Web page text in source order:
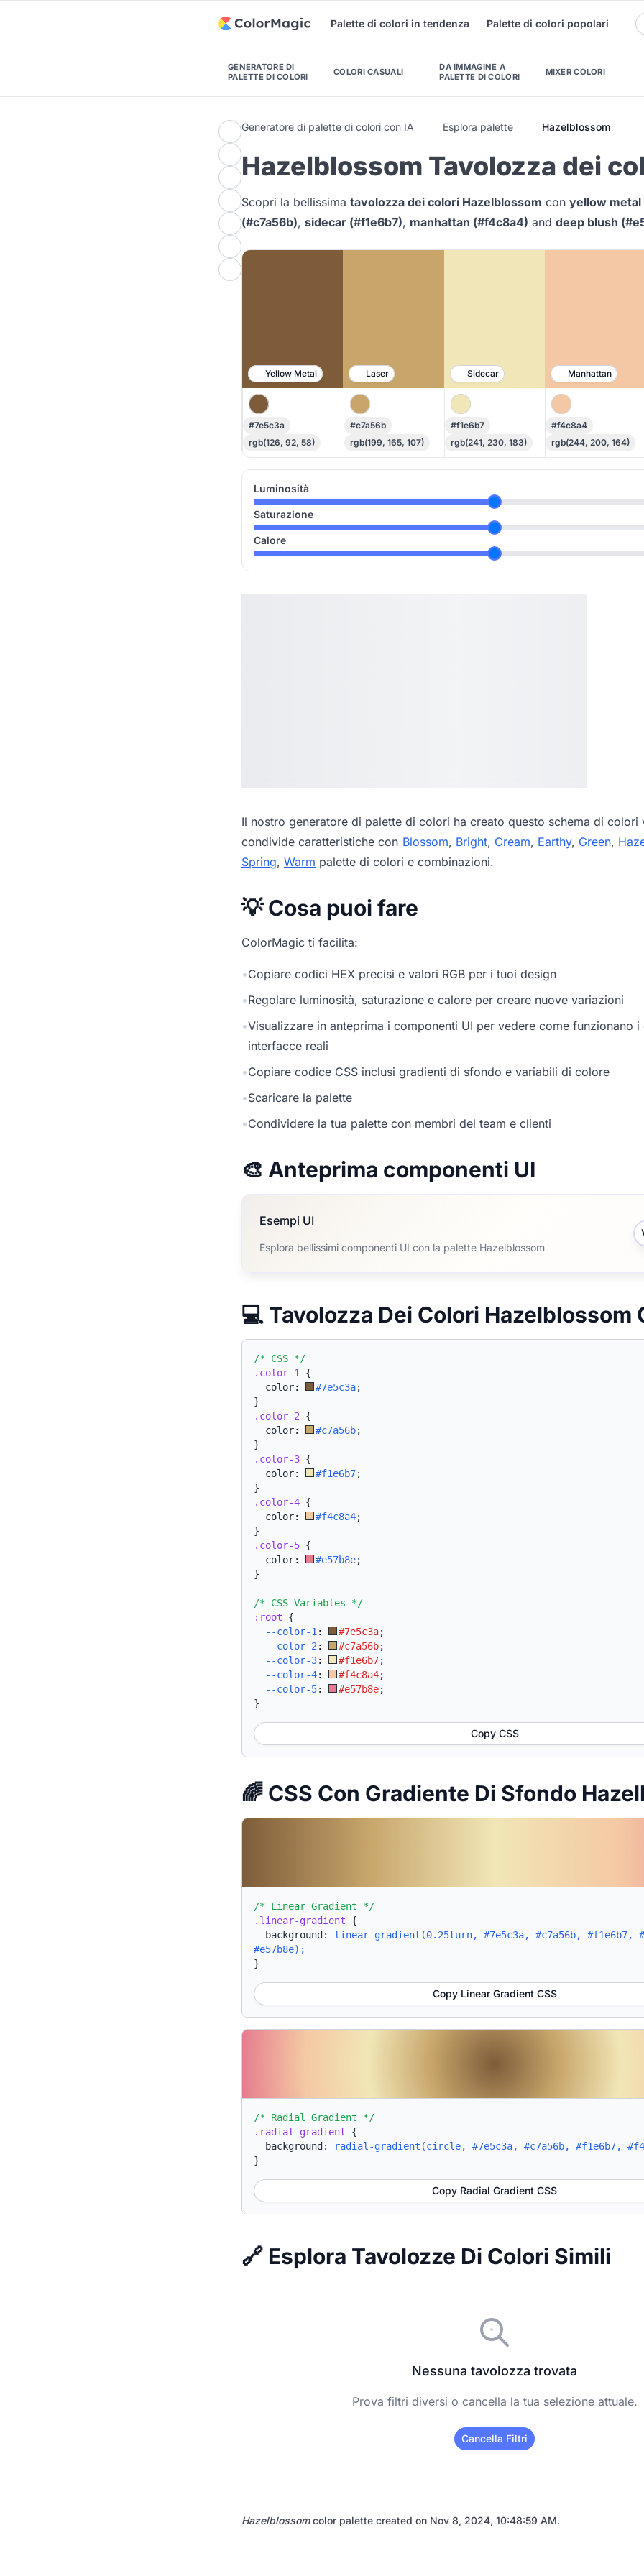
Palette di colori in tendenza Palette di colori popolari
GENERATORE DI
PALETTE DI COLORI
COLORI CASUALI
DA IMMAGINE A
PALETTE DI COLORI
MIXER COLORI
Generatore di palette di colori con IA Esplora palette Hazelblossom
Hazelblossom Tavolozza dei
Scopri la bellissima tavolozza dei colori Hazelblossom con yellow metal
(#c7a56b), sidecar (#f1e6b7), manhattan (#f4c8a4) and deep blush
Yellow Metal Laser Sidecar Manhattan
#7e5c3a
rgb(126, 92, 58)
#c7a56b
rgb(199, 165, 107)
#f1e6b7
rgb(241, 230, 183)
#f4c8a4
rgb(244, 200, 164)
Luminosità
Saturazione
Calore
Il nostro generatore di palette di colori ha creato questo schema di colori
condivide caratteristiche con Blossom, Bright, Cream, Earthy, Green,
Spring, Warm palette di colori e combinazioni.
💡 Cosa puoi fare
ColorMagic ti facilita:
•Copiare codici HEX precisi e valori RGB per i tuoi design
•Regolare luminosità, saturazione e calore per creare nuove variazioni
•Visualizzare in anteprima i componenti UI per vedere come funzionano
interfacce reali
•Copiare codice CSS inclusi gradienti di sfondo e variabili di colore
•Scaricare la palette
•Condividere la tua palette con membri del team e clienti
🎨 Anteprima componenti UI
Esempi UI
Esplora bellissimi componenti UI con la palette Hazelblossom
💻 Tavolozza Dei Colori Hazelblossom
/* CSS */
.color-1
{
  color:
#7e5c3a;
}
.color-2 {
  color:
#c7a56b;
}
.color-3 {
  color:
#f1e6b7;
}
.color-4 {
  color:
#f4c8a4;
}
.color-5 {
  color:
#e57b8e;
}
/* CSS Variables */
:root {
--color-1 : #7e5c3a;
--color-2 : #c7a56b;
--color-3: #f1e6b7;
--color-4: #f4c8a4;
--color-5: #e57b8e;
}
Copy CSS
🌈 CSS Con Gradiente Di Sfondo
/* Linear Gradient */
.linear-gradient {
background: linear-gradient(0.25turn, #7e5c3a, #c7a56b, #f1e6b7,
#e57b8e);
}
Copy Linear Gradient CSS
/* Radial Gradient */
.radial-gradient {
background:
radial-gradient(circle, #7e5c3a, #c7a56b, #f1e6b7,
}
Copy Radial Gradient CSS
🔗 Esplora Tavolozze Di Colori Simili
Nessuna tavolozza trovata
Prova filtri diversi o cancella la tua selezione attuale.
Cancella Filtri
Hazelblossomcolor palette created on Nov 8, 2024, 10:48:59 AM.